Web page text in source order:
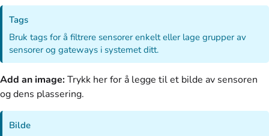
Tags
Bruk tags for å filtrere sensorer enkelt eller lage grupper av
sensorer og gateways i systemet ditt.
Add an image:Trykk her for å legge til et bilde av sensoren
og dens plassering.
Bilde